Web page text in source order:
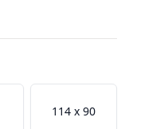
114 x 90